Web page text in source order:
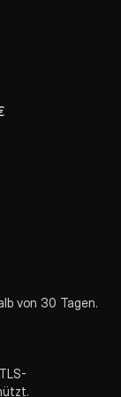
von 30 Tagen.